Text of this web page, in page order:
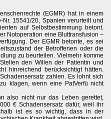
(EGMR) hat in einem
15541/20, Spanien verurteilt und
auf Selbstbestimmung betont.
Notoperation eine Bluttransfusion –
Der EGMR betonte, es sei
der Betroffenen oder die
zu beurteilen. Vielmehr komme
den Willen der Patientin und
hinreichend berücksichtigt hätten.
zahlen. Es lohnt sich
klagen, wenn eine PatVerfü nicht
also nicht nur das Leben gerettet,
€ Schadensersatz dafür, weil ihr
ist es so wichtig, dass in der